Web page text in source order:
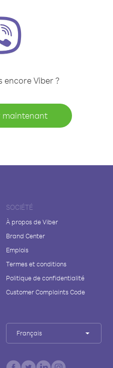
encore Viber ?
maintenant
SOCIÉTÉ
À propos de Viber
Brand Center
Emplois
Termes et conditions
Politique de confidentialité
Customer Complaints Code
Français